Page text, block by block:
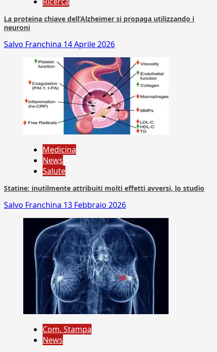
La proteina chiave dell’Alzheimer si propaga utilizzando i
neuroni
Salvo Franchina 14 Aprile 2026
Medicina
News
Salute
Statine: inutilmente attribuiti molti effetti avversi, lo studio
Salvo Franchina 13 Febbraio 2026
Com. Stampa
News